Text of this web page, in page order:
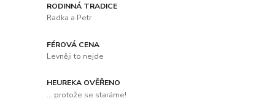
RODINNÁ TRADICE
Radka a Petr
FÉROVÁ CENA
Levněji to nejde
HEUREKA OVĚŘENO
... protože se staráme!